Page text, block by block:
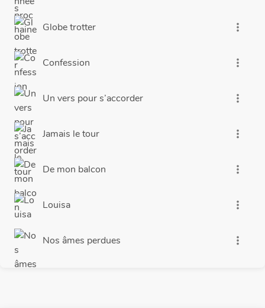
Globe trotter more_vert
Confession more_vert
Un vers pour s’accorder more_vert
Jamais le tour more_vert
De mon balcon more_vert
Louisa more_vert
Nos âmes perdues more_vert